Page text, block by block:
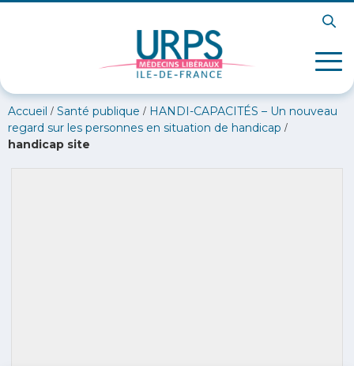
Accueil / Santé publique / HANDI-CAPACITÉS – Un nouveau
regard sur les personnes en situation de handicap /
handicap site